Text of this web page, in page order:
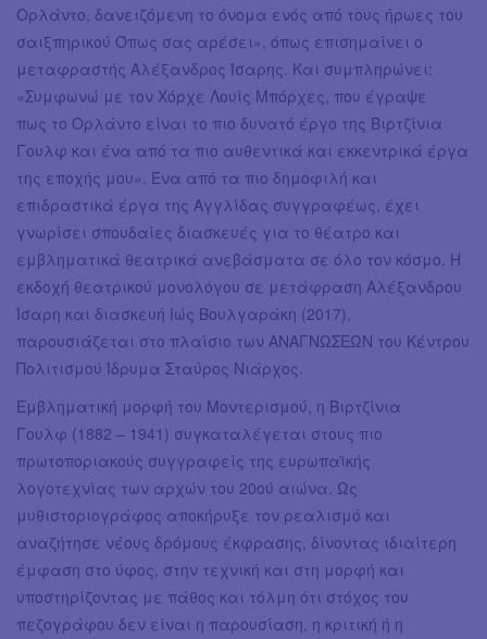
Ορλάντο, δανειζόμενη το όνομα ενός από τους ήρωες του
σαιξπηρικού Όπως σας αρέσει», όπως επισημαίνει ο
μεταφραστής Αλέξανδρος Ίσαρης. Και συμπληρώνει:
«Συμφωνώ με τον Χόρχε Λουίς Μπόρχες, που έγραψε
πως το Ορλάντο είναι το πιο δυνατό έργο της Βιρτζίνια
Γουλφ και ένα από τα πιο αυθεντικά και εκκεντρικά έργα
της εποχής μου». Ένα από τα πιο δημοφιλή και
επιδραστικά έργα της Αγγλίδας συγγραφέως, έχει
γνωρίσει σπουδαίες διασκευές για το θέατρο και
εμβληματικά θεατρικά ανεβάσματα σε όλο τον κόσμο. Η
εκδοχή θεατρικού μονολόγου σε μετάφραση Αλέξανδρου
Ίσαρη και διασκευή Ιώς Βουλγαράκη (2017),
παρουσιάζεται στο πλαίσιο των ΑΝΑΓΝΩΣΕΩΝ του Κέντρου
Πολιτισμού Ίδρυμα Σταύρος Νιάρχος.
Εμβληματική μορφή του Μοντερισμού, η Βιρτζίνια
Γουλφ (1882 – 1941) συγκαταλέγεται στους πιο
πρωτοποριακούς συγγραφείς της ευρωπαϊκής
λογοτεχνίας των αρχών του 20ού αιώνα. Ως
μυθιστοριογράφος αποκήρυξε τον ρεαλισμό και
αναζήτησε νέους δρόμους έκφρασης, δίνοντας ιδιαίτερη
έμφαση στο ύφος, στην τεχνική και στη μορφή και
υποστηρίζοντας με πάθος και τόλμη ότι στόχος του
πεζογράφου δεν είναι η παρουσίαση, η κριτική ή η